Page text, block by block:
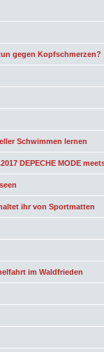
gegen Kopfschmerzen?
Schwimmen lernen
DEPECHE MODE
ihr von Sportmatten
im Waldfrieden